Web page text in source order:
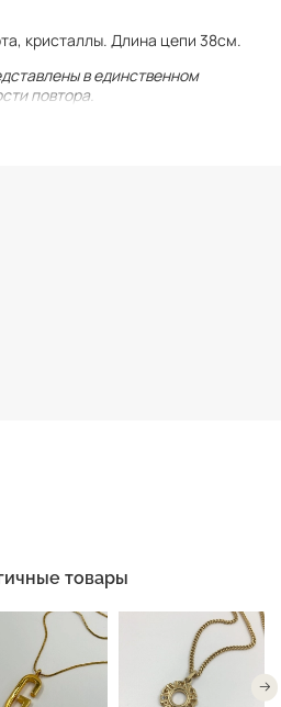
кристаллы. Длина цепи 38см.
в единственном
повтора.
только после оплаты.
Все важные для вас нюансы по
перед покупкой.
товары